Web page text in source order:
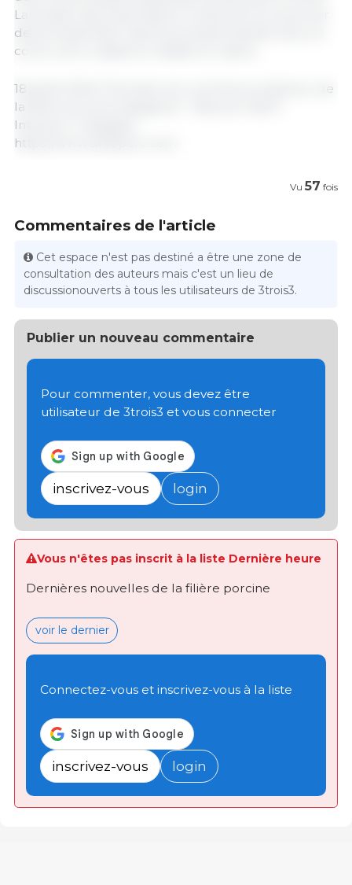
La plupart des exportations continuent à concerner
des produits frais, mais les produits transformés ont
connu une croissance notable en valeur.
18 juillet 2024/ "Evolution du commerce extérieur de
la filière porcine espagnole - Etat avril 2024"-
Interporc / Espagne.
https://www.sinfoporc.com
Vu 57 fois
Commentaires de l'article
Cet espace n'est pas destiné a être une zone de
consultation des auteurs mais c'est un lieu de
discussionouverts à tous les utilisateurs de 3trois3.
Publier un nouveau commentaire
Pour commenter, vous devez être
utilisateur de 3trois3 et vous connecter
inscrivez-vous login
Vous n'êtes pas inscrit à la liste Dernière heure
Dernières nouvelles de la filière porcine
voir le dernier
Connectez-vous et inscrivez-vous à la liste
inscrivez-vous login